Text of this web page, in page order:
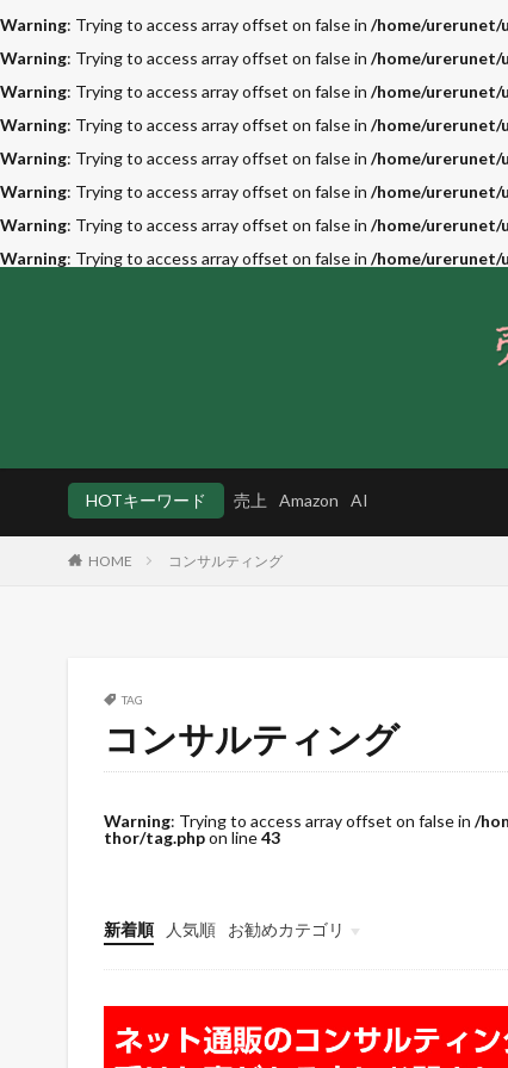
Warning: Trying to access array offset on false in /home/
Warning: Trying to access array offset on false in /home/
Warning: Trying to access array offset on false in /home/
Warning: Trying to access array offset on false in /home/urerunet/
Warning: Trying to access array offset on false in /home/
Warning: Trying to access array offset on false in /home/
Warning: Trying to access array offset on false in /home/
Warning: Trying to access array offset on false in /home/urerunet/
HOTキーワード 売上 Amazon AI
HOME コンサルティング
TAG
コンサルティング
Warning: Trying to access array offset on false in /
thor/tag.phpon line43
新着順 人気順
お勧めカテゴリ
未分類